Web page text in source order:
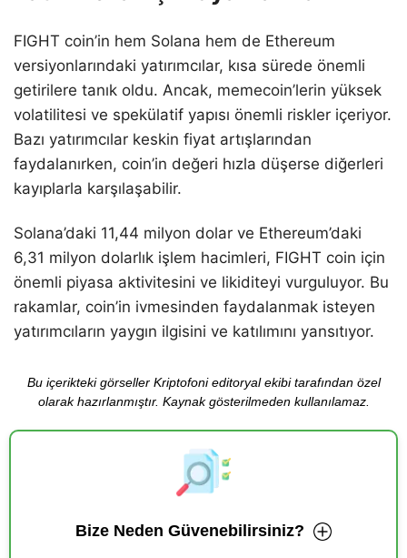
FIGHT coin’in hem Solana hem de Ethereum
versiyonlarındaki yatırımcılar, kısa sürede önemli
getirilere tanık oldu. Ancak, memecoin’lerin yüksek
volatilitesi ve spekülatif yapısı önemli riskler içeriyor.
Bazı yatırımcılar keskin fiyat artışlarından
faydalanırken, coin’in değeri hızla düşerse diğerleri
kayıplarla karşılaşabilir.
Solana’daki 11,44 milyon dolar ve Ethereum’daki
6,31 milyon dolarlık işlem hacimleri, FIGHT coin için
önemli piyasa aktivitesini ve likiditeyi vurguluyor. Bu
rakamlar, coin’in ivmesinden faydalanmak isteyen
yatırımcıların yaygın ilgisini ve katılımını yansıtıyor.
Bu içerikteki görseller Kriptofoni editoryal ekibi tarafından özel
olarak hazırlanmıştır. Kaynak gösterilmeden kullanılamaz.
Bize Neden Güvenebilirsiniz?